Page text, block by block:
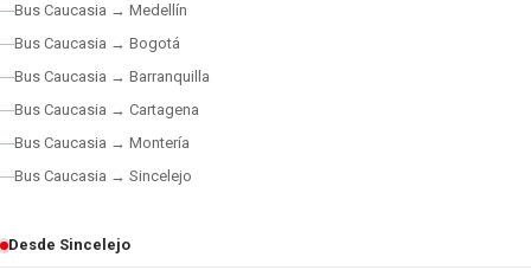
Bus Caucasia → Medellín
Bus Caucasia → Bogotá
Bus Caucasia → Barranquilla
Bus Caucasia → Cartagena
Bus Caucasia → Montería
Bus Caucasia → Sincelejo
Desde Sincelejo